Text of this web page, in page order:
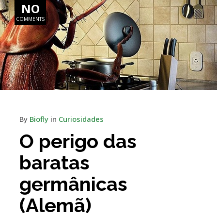
NO
COMMENTS
By Biofly in Curiosidades
O perigo das
baratas
germânicas
(Alemã)